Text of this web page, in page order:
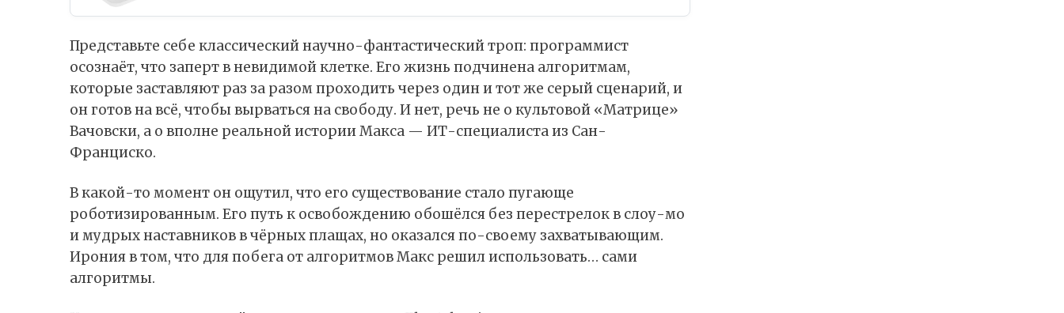
Представьте себе классический научно-фантастический троп: программист
осознаёт, что заперт в невидимой клетке. Его жизнь подчинена алгоритмам,
которые заставляют раз за разом проходить через один и тот же серый сценарий, и
он готов на всё, чтобы вырваться на свободу. И нет, речь не о культовой «Матрице»
Вачовски, а о вполне реальной истории Макса — ИТ-специалиста из Сан-
Франциско.
В какой-то момент он ощутил, что его существование стало пугающе
роботизированным. Его путь к освобождению обошёлся без перестрелок в слоу-мо
и мудрых наставников в чёрных плащах, но оказался по-своему захватывающим.
Ирония в том, что для побега от алгоритмов Макс решил использовать… сами
алгоритмы.